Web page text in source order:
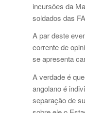
incursões da
soldados das
A par deste
corrente de
se apresenta
A verdade é
angolano é
separação de